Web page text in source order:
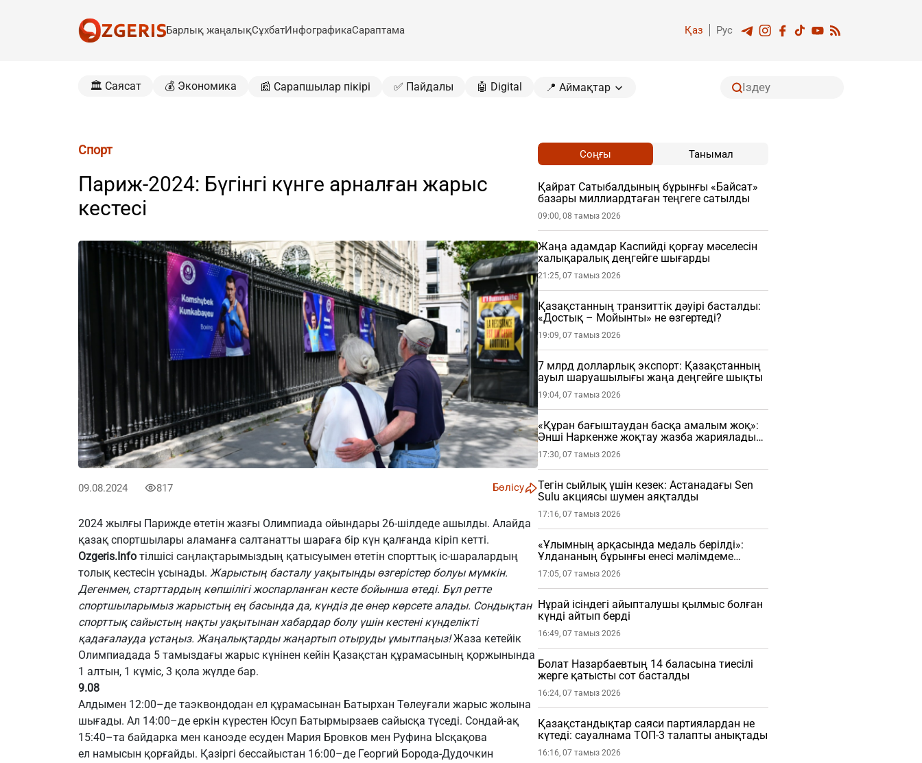
Барлық жаңалықСұхбатИнфографикаСараптама Қаз Рус
🏛️ Саясат 💰 Экономика 📰 Сарапшылар пікірі ✅ Пайдалы 🤖 Digital 📍 Аймақтар
Спорт
Париж-2024: Бүгінгі күнге арналған жарыс
кестесі
09.08.2024 817 Бөлісу
2024 жылғы Парижде өтетін жазғы Олимпиада ойындары 26-шілдеде ашылды. Алайда
қазақ спортшылары аламанға салтанатты шараға бір күн қалғанда кіріп кетті.
Ozgeris.Info тілшісі саңлақтарымыздың қатысуымен өтетін спорттық іс-шаралардың
толық кестесін ұсынады. Жарыстың басталу уақытынды өзгерістер болуы мүмкін.
Дегенмен, старттардың көпшілігі жоспарланған кесте бойынша өтеді. Бұл ретте
спортшыларымыз жарыстың ең басында да, күндіз де өнер көрсете алады. Сондықтан
спорттық сайыстың нақты уақытынан хабардар болу үшін кестені күнделікті
қадағалауда ұстаңыз. Жаңалықтарды жаңартып отыруды ұмытпаңыз!Жаза кетейік
Олимпиадада 5 тамыздағы жарыс күнінен кейін Қазақстан құрамасының қоржынында
1 алтын, 1 күміс, 3 қола жүлде бар.
9.08
Алдымен 12:00–де таэквондодан ел құрамасынан Батырхан Төлеуғали жарыс жолына
шығады. Ал 14:00–де еркін күрестен Юсуп Батырмырзаев сайысқа түседі. Сондай-ақ
15:40–та байдарка мен каноэде есуден Мария Бровков мен Руфина Ысқақова
ел намысын қорғайды. Қазіргі бессайыстан 16:00–де Георгий Борода-Дудочкин
Соңғы Танымал
Қайрат Сатыбалдының бұрынғы «Байсат»
базары миллиардтаған теңгеге сатылды
09:00, 08 тамыз 2026
Жаңа адамдар Каспийді қорғау мәселесін
халықаралық деңгейге шығарды
21:25, 07 тамыз 2026
Қазақстанның транзиттік дәуірі басталды:
«Достық – Мойынты» не өзгертеді?
19:09, 07 тамыз 2026
7 млрд долларлық экспорт: Қазақстанның
ауыл шаруашылығы жаңа деңгейге шықты
19:04, 07 тамыз 2026
«Құран бағыштаудан басқа амалым жоқ»:
Әнші Наркенже жоқтау жазба жариялады
(ФОТО)
17:30, 07 тамыз 2026
Тегін сыйлық үшін кезек: Астанадағы Sen
Sulu акциясы шумен аяқталды
17:16, 07 тамыз 2026
«Ұлымның арқасында медаль берілді»:
Ұлдананың бұрынғы енесі мәлімдеме
жасады (ВИДЕО)
17:05, 07 тамыз 2026
Нұрай ісіндегі айыпталушы қылмыс болған
күнді айтып берді
16:49, 07 тамыз 2026
Болат Назарбаевтың 14 баласына тиесілі
жерге қатысты сот басталды
16:24, 07 тамыз 2026
Қазақстандықтар саяси партиялардан не
күтеді: сауалнама ТОП-3 талапты анықтады
16:16, 07 тамыз 2026